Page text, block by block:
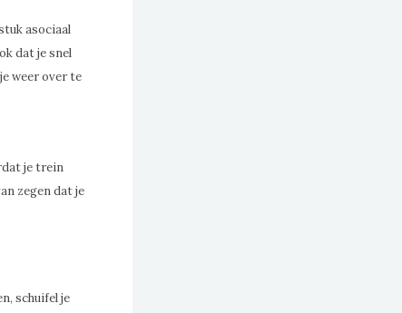
asociaal
dat je snel
weer over te
je trein
zegen dat je
schuifel je